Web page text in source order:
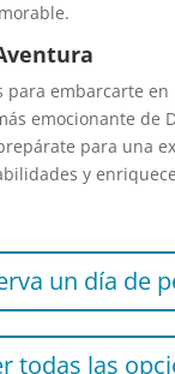
para embarcarte
emocionante de
para una
y
un día de
todas las